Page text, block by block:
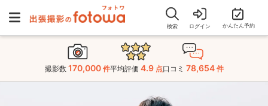
検索 ログイン かんたん予約
撮影数 170,000 件平均評価 4.9 点口コミ 78,654 件